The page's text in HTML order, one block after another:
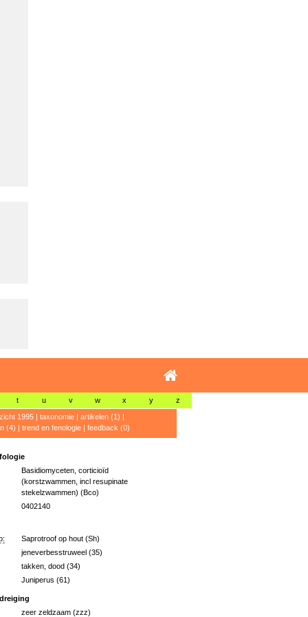
t u v w x y z
1995| taxonomie| artikelen (1) |
(4) | trend en fenologie| feedback (0)
Basidiomyceten, corticioïd
(korstzwammen, incl resupinate
stekelzwammen) (Bco)
0402140
Saprotroof op hout (Sh)
jeneverbesstruweel (35)
takken, dood (34)
Juniperus (61)
zeer zeldzaam (zzz)